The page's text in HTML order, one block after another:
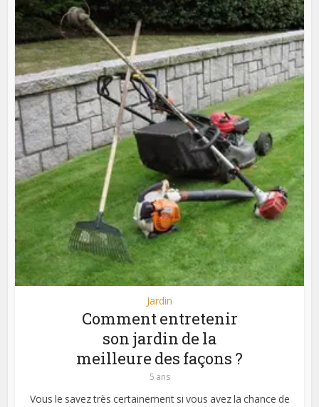
Jardin
Comment entretenir
son jardin de la
meilleure des façons ?
5 ans
Vous le savez très certainement si vous avez la chance de